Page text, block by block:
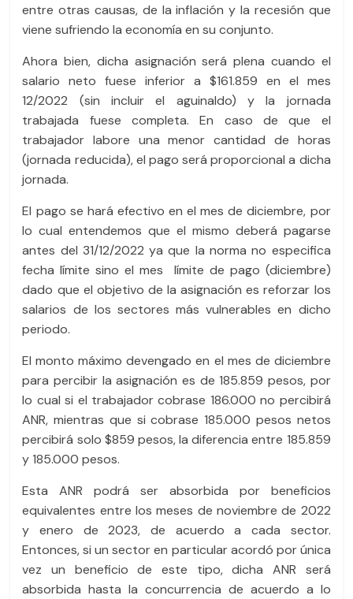
entre otras causas, de la inflación y la recesión que
viene sufriendo la economía en su conjunto.
Ahora bien, dicha asignación será plena cuando el
salario neto fuese inferior a $161.859 en el mes
12/2022 (sin incluir el aguinaldo) y la jornada
trabajada fuese completa. En caso de que el
trabajador labore una menor cantidad de horas
(jornada reducida), el pago será proporcional a dicha
jornada.
El pago se hará efectivo en el mes de diciembre, por
lo cual entendemos que el mismo deberá pagarse
antes del 31/12/2022 ya que la norma no especifica
fecha límite sino el mes límite de pago (diciembre)
dado que el objetivo de la asignación es reforzar los
salarios de los sectores más vulnerables en dicho
periodo.
El monto máximo devengado en el mes de diciembre
para percibir la asignación es de 185.859 pesos, por
lo cual si el trabajador cobrase 186.000 no percibirá
ANR, mientras que si cobrase 185.000 pesos netos
percibirá solo $859 pesos, la diferencia entre 185.859
y 185.000 pesos.
Esta ANR podrá ser absorbida por beneficios
equivalentes entre los meses de noviembre de 2022
y enero de 2023, de acuerdo a cada sector.
Entonces, si un sector en particular acordó por única
vez un beneficio de este tipo, dicha ANR será
absorbida hasta la concurrencia de acuerdo a lo